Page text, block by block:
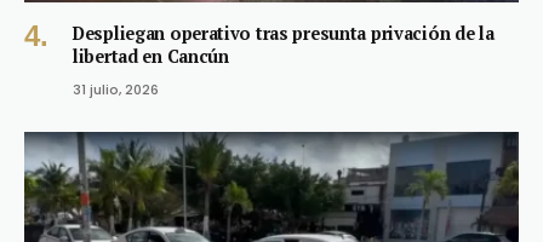
Despliegan operativo tras presunta privación de la
libertad en Cancún
31 julio, 2026